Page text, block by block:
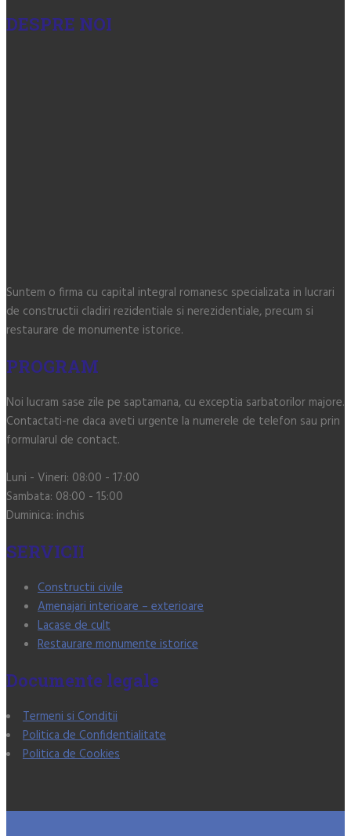
DESPRE NOI
Suntem o firma cu capital integral romanesc specializata in lucrari
de constructii cladiri rezidentiale si nerezidentiale, precum si
restaurare de monumente istorice.
PROGRAM
Noi lucram sase zile pe saptamana, cu exceptia sarbatorilor majore.
Contactati-ne daca aveti urgente la numerele de telefon sau prin
formularul de contact.
Luni - Vineri: 08:00 - 17:00
Sambata: 08:00 - 15:00
Duminica: inchis
SERVICII
Constructii civile
Amenajari interioare – exterioare
Lacase de cult
Restaurare monumente istorice
Documente legale
Termeni si Conditii
Politica de Confidentialitate
Politica de Cookies